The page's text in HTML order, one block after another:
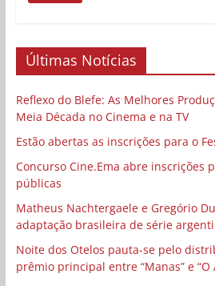
Últimas Notícias
Reflexo do Blefe: As Melhores
Meia Década no Cinema e na TV
Estão abertas as inscrições para o
Concurso Cine.Ema abre inscrições
públicas
Matheus Nachtergaele e Gregório
adaptação brasileira de série
Noite dos Otelos pauta-se pelo
prêmio principal entre “Manas” e “O